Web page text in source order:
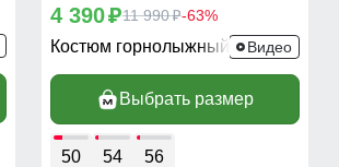
4 390p11 990p-63%
Костюм горнолыжный 389Bl
Видео
Выбрать размер
50 54 56